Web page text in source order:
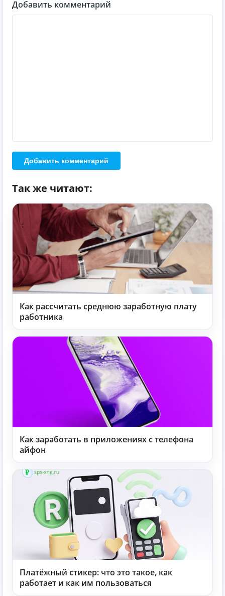
Добавить комментарий
Добавить комментарий
Так же читают:
Как рассчитать среднюю заработную плату
работника
Как заработать в приложениях с телефона
айфон
Платёжный стикер: что это такое, как
работает и как им пользоваться